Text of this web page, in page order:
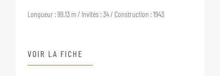
Longueur : 99.13 m / Invités : 34 / Construction : 1943
VOIR LA FICHE